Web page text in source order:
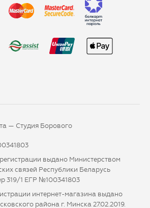
— Студия Борового
выдано Министерством
связей Республики Беларусь
319/1 ЕГР №100341803
интернет-магазина выдано
района г. Минска 27.02.2019.